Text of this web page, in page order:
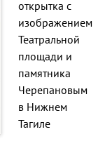
открытка с
изображением
Театральной
площади и
памятника
Черепановым
в Нижнем
Тагиле